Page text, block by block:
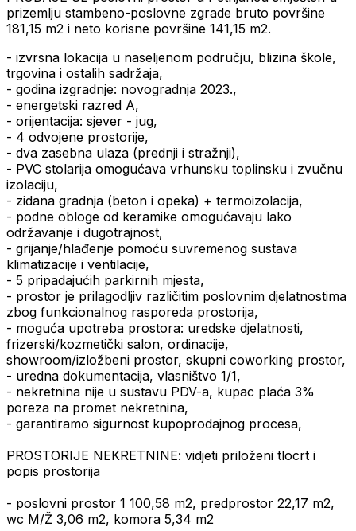
prizemlju stambeno-poslovne zgrade bruto površine
181,15 m2 i neto korisne površine 141,15 m2.
- izvrsna lokacija u naseljenom području, blizina škole,
trgovina i ostalih sadržaja,
- godina izgradnje: novogradnja 2023.,
- energetski razred A,
- orijentacija: sjever - jug,
- 4 odvojene prostorije,
- dva zasebna ulaza (prednji i stražnji),
- PVC stolarija omogućava vrhunsku toplinsku i zvučnu
izolaciju,
- zidana gradnja (beton i opeka) + termoizolacija,
- podne obloge od keramike omogućavaju lako
održavanje i dugotrajnost,
- grijanje/hlađenje pomoću suvremenog sustava
klimatizacije i ventilacije,
- 5 pripadajućih parkirnih mjesta,
- prostor je prilagodljiv različitim poslovnim djelatnostima
zbog funkcionalnog rasporeda prostorija,
- moguća upotreba prostora: uredske djelatnosti,
frizerski/kozmetički salon, ordinacije,
showroom/izložbeni prostor, skupni coworking prostor,
- uredna dokumentacija, vlasništvo 1/1,
- nekretnina nije u sustavu PDV-a, kupac plaća 3%
poreza na promet nekretnina,
- garantiramo sigurnost kupoprodajnog procesa,
PROSTORIJE NEKRETNINE: vidjeti priloženi tlocrt i
popis prostorija
- poslovni prostor 1 100,58 m2, predprostor 22,17 m2,
wc M/Ž 3,06 m2, komora 5,34 m2